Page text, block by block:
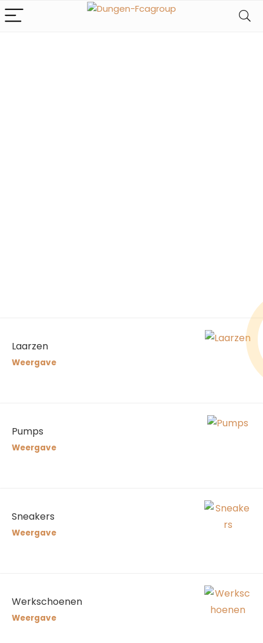
Laarzen
Weergave
Pumps
Weergave
Sneakers
Weergave
Werkschoenen
Weergave